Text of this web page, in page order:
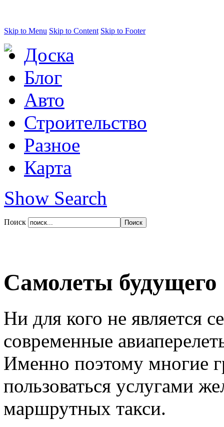
Skip to Menu Skip to Content Skip to Footer
Доска
Блог
Авто
Строительство
Разное
Карта
Show Search
Поиск
Самолеты будущего
Ни для кого не является
современные
Именно поэтому многие
пользоваться услугами
маршрутных такси.